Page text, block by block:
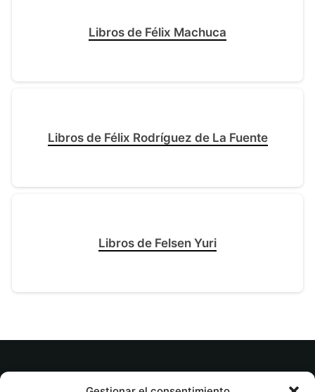
Libros de Félix Machuca
Libros de Félix Rodríguez de La Fuente
Libros de Felsen Yuri
© tuslibrosvip.com · Todos los derechos